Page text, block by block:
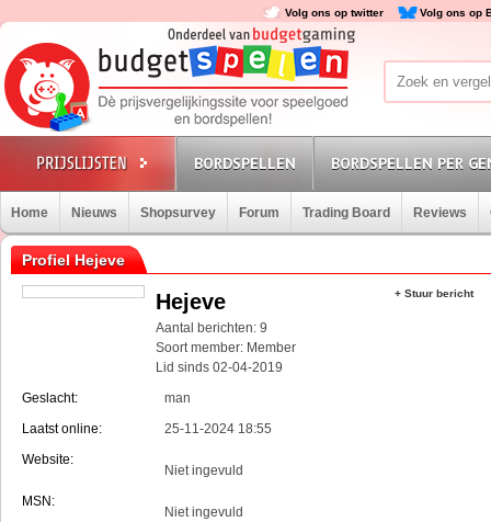
Volg ons op twitter Volg ons op
BORDSPELLEN BORDSPELLEN PER
Home Nieuws Shopsurvey Forum Trading Board Reviews
Profiel Hejeve
Hejeve
Aantal berichten: 9
Soort member: Member
Lid sinds 02-04-2019
Geslacht:
man
Laatst online:
25-11-2024 18:55
Website:
Niet ingevuld
MSN:
Niet ingevuld
+ Stuur bericht